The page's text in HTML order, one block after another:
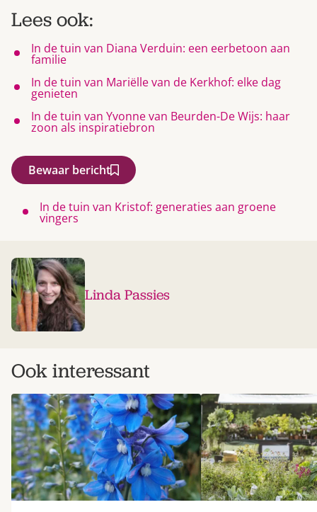
Lees ook:
In de tuin van Diana Verduin: een eerbetoon aan
familie
In de tuin van Mariëlle van de Kerkhof: elke dag
genieten
In de tuin van Yvonne van Beurden-De Wijs: haar
zoon als inspiratiebron
Bewaar bericht
In de tuin van Kristof: generaties aan groene
vingers
Linda Passies
Ook interessant